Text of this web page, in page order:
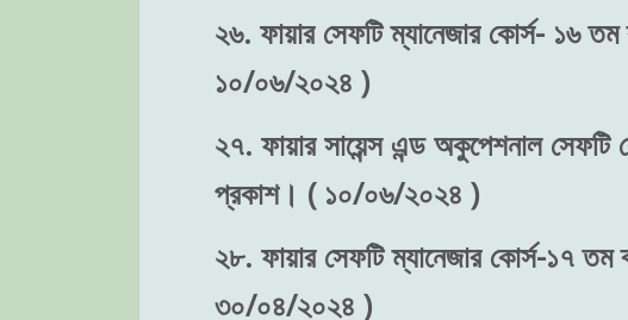
২৬. ফায়ার সেফটি ম্যানেজার কোর্স- ১৬ তম
১০/০৬/২০২৪ )
২৭. ফায়ার সায়েন্স এন্ড অকুপেশনাল সেফটি
প্রকাশ। ( ১০/০৬/২০২৪ )
২৮. ফায়ার সেফটি ম্যানেজার কোর্স-১৭ তম
৩০/০৪/২০২৪ )